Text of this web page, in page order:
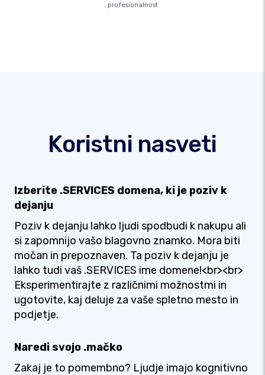
profesionalnost
Koristni nasveti
Izberite .SERVICES domena, ki je poziv k
dejanju
Poziv k dejanju lahko ljudi spodbudi k nakupu ali
si zapomnijo vašo blagovno znamko. Mora biti
močan in prepoznaven. Ta poziv k dejanju je
lahko tudi vaš .SERVICES ime domene!<br><br>
Eksperimentirajte z različnimi možnostmi in
ugotovite, kaj deluje za vaše spletno mesto in
podjetje.
Naredi svojo .mačko
Zakaj je to pomembno? Ljudje imajo kognitivno